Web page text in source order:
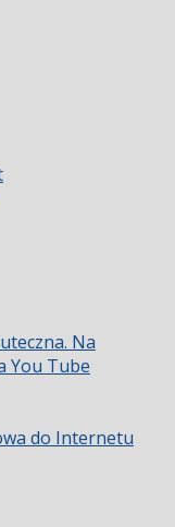
Na
You Tube
do Internetu